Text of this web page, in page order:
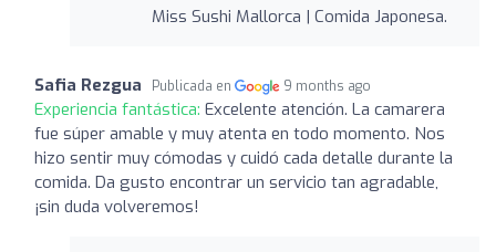
Miss Sushi Mallorca | Comida Japonesa.
Safia Rezgua Publicada en 9 months ago
Experiencia fantástica: Excelente atención. La camarera
fue súper amable y muy atenta en todo momento. Nos
hizo sentir muy cómodas y cuidó cada detalle durante la
comida. Da gusto encontrar un servicio tan agradable,
¡sin duda volveremos!